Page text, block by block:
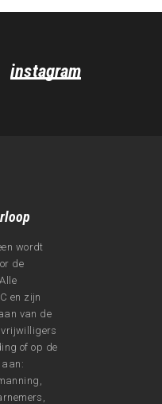
instagram
wordt
de
en zijn
van de
vrijwilligers
of op de
aan: